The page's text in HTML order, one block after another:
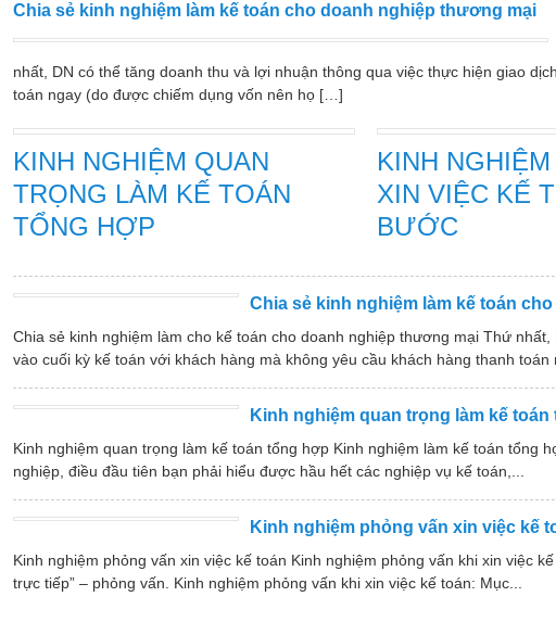
Chia sẻ kinh nghiệm làm kế toán cho doanh nghiệp thương mại
nhất, DN có thể tăng doanh thu và lợi nhuận thông qua việc thực hiện giao
toán ngay (do được chiếm dụng vốn nên họ […]
KINH NGHIỆM QUAN
TRỌNG LÀM KẾ TOÁN
TỔNG HỢP
KINH
XIN VIỆC KẾ
BƯỚC
Chia sẻ kinh nghiệm làm kế toán
Chia sẻ kinh nghiệm làm cho kế toán cho doanh nghiệp thương mại Thứ
vào cuối kỳ kế toán với khách hàng mà không yêu cầu khách hàng thanh toán
Kinh nghiệm quan trọng làm kế toán
Kinh nghiệm quan trọng làm kế toán tổng hợp Kinh nghiệm làm kế toán
nghiệp, điều đầu tiên bạn phải hiểu được hầu hết các nghiệp vụ kế toán,...
Kinh nghiệm phỏng vấn xin việc kế
Kinh nghiệm phỏng vấn xin việc kế toán Kinh nghiệm phỏng vấn khi xin việc
trực tiếp” – phỏng vấn. Kinh nghiệm phỏng vấn khi xin việc kế toán: Mục...